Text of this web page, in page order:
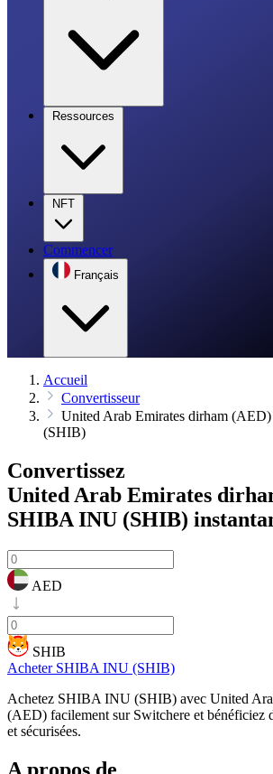
Ressources
NFT
Commencer
Français
Accueil
Convertisseur
United Arab Emirates dirham
(SHIB)
Convertissez
United Arab Emirates
SHIBA INU (SHIB)
AED
SHIB
Acheter SHIBA INU (SHIB)
Achetez SHIBA INU (SHIB) avec United
(AED) facilement sur Switchere et bénéficiez
et sécurisées.
A propos de